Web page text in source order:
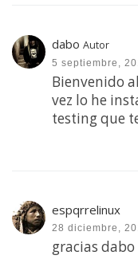
dabo Autor
5 septiembre,
Bienvenido
vez lo he
testing que
espqrrelinux
28 diciembre,
gracias